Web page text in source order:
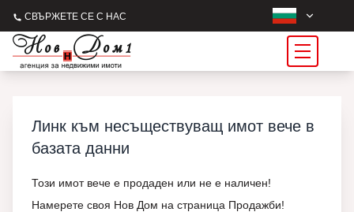
СВЪРЖЕТЕ СЕ С НАС
Линк към несъществуващ имот вече в
базата данни
Този имот вече е продаден или не е наличен!
Намерете своя Нов Дом на страница Продажби!